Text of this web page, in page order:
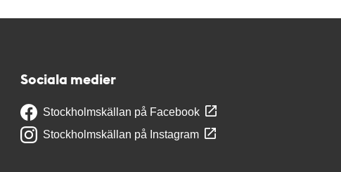
Sociala medier
Stockholmskällan på Facebook
Stockholmskällan på Instagram